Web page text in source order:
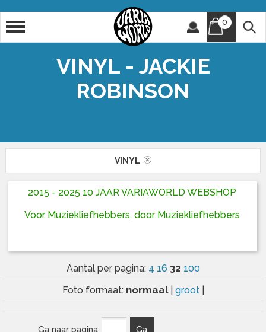
0
VINYL - JACKIE
ROBINSON
VINYL
2015 - 2025 10 JAAR VARIAWORLD WEBSHOP
Voor Muziekliefhebbers, door Muziekliefhebbers
Aantal per pagina: 4 16 32 100
Foto formaat: normaal groot
Ga naar pagina Ga